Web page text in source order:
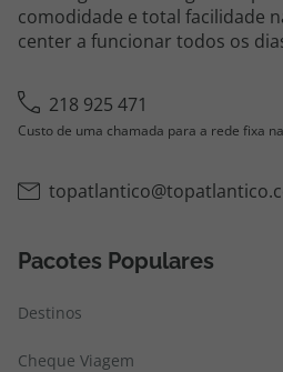
comodidade e total facilidade
center a funcionar todos os
218 925 471
Custo de uma chamada para a rede fixa
Pacotes Populares
Destinos
Cheque Viagem